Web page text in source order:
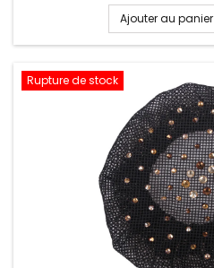
Ajouter au panier
Rupture de stock